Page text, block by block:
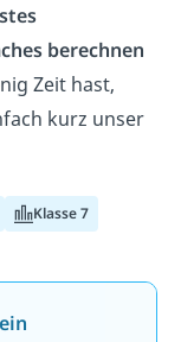
berechnen
Zeit hast,
kurz unser
Klasse 7